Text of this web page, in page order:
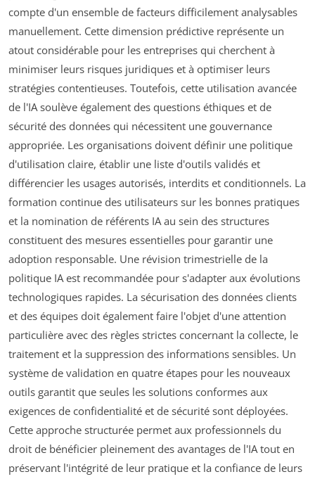
compte d'un ensemble de facteurs difficilement analysables
manuellement. Cette dimension prédictive représente un
atout considérable pour les entreprises qui cherchent à
minimiser leurs risques juridiques et à optimiser leurs
stratégies contentieuses. Toutefois, cette utilisation avancée
de l'IA soulève également des questions éthiques et de
sécurité des données qui nécessitent une gouvernance
appropriée. Les organisations doivent définir une politique
d'utilisation claire, établir une liste d'outils validés et
différencier les usages autorisés, interdits et conditionnels. La
formation continue des utilisateurs sur les bonnes pratiques
et la nomination de référents IA au sein des structures
constituent des mesures essentielles pour garantir une
adoption responsable. Une révision trimestrielle de la
politique IA est recommandée pour s'adapter aux évolutions
technologiques rapides. La sécurisation des données clients
et des équipes doit également faire l'objet d'une attention
particulière avec des règles strictes concernant la collecte, le
traitement et la suppression des informations sensibles. Un
système de validation en quatre étapes pour les nouveaux
outils garantit que seules les solutions conformes aux
exigences de confidentialité et de sécurité sont déployées.
Cette approche structurée permet aux professionnels du
droit de bénéficier pleinement des avantages de l'IA tout en
préservant l'intégrité de leur pratique et la confiance de leurs